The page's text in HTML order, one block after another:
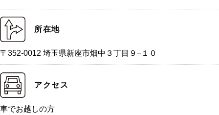
所在地
〒352-0012 埼玉県新座市畑中３丁目９−１０
アクセス
車でお越しの方